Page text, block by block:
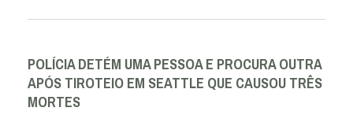
POLÍCIA DETÉM UMA PESSOA E PROCURA OUTRA
APÓS TIROTEIO EM SEATTLE QUE CAUSOU TRÊS
MORTES